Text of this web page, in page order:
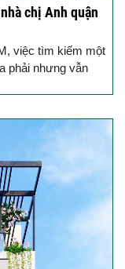
chị Anh quận
việc tìm kiếm một
phải nhưng vẫn